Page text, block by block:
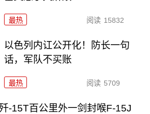
最热 阅读 15832
以色列内讧公开化！防长一句
话，军队不买账
最热 阅读 5709
-15T百公里外一剑封喉F-15J